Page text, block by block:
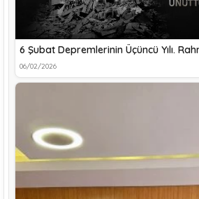
6 Şubat Depremlerinin Üçüncü Yılı.
06/02/2026